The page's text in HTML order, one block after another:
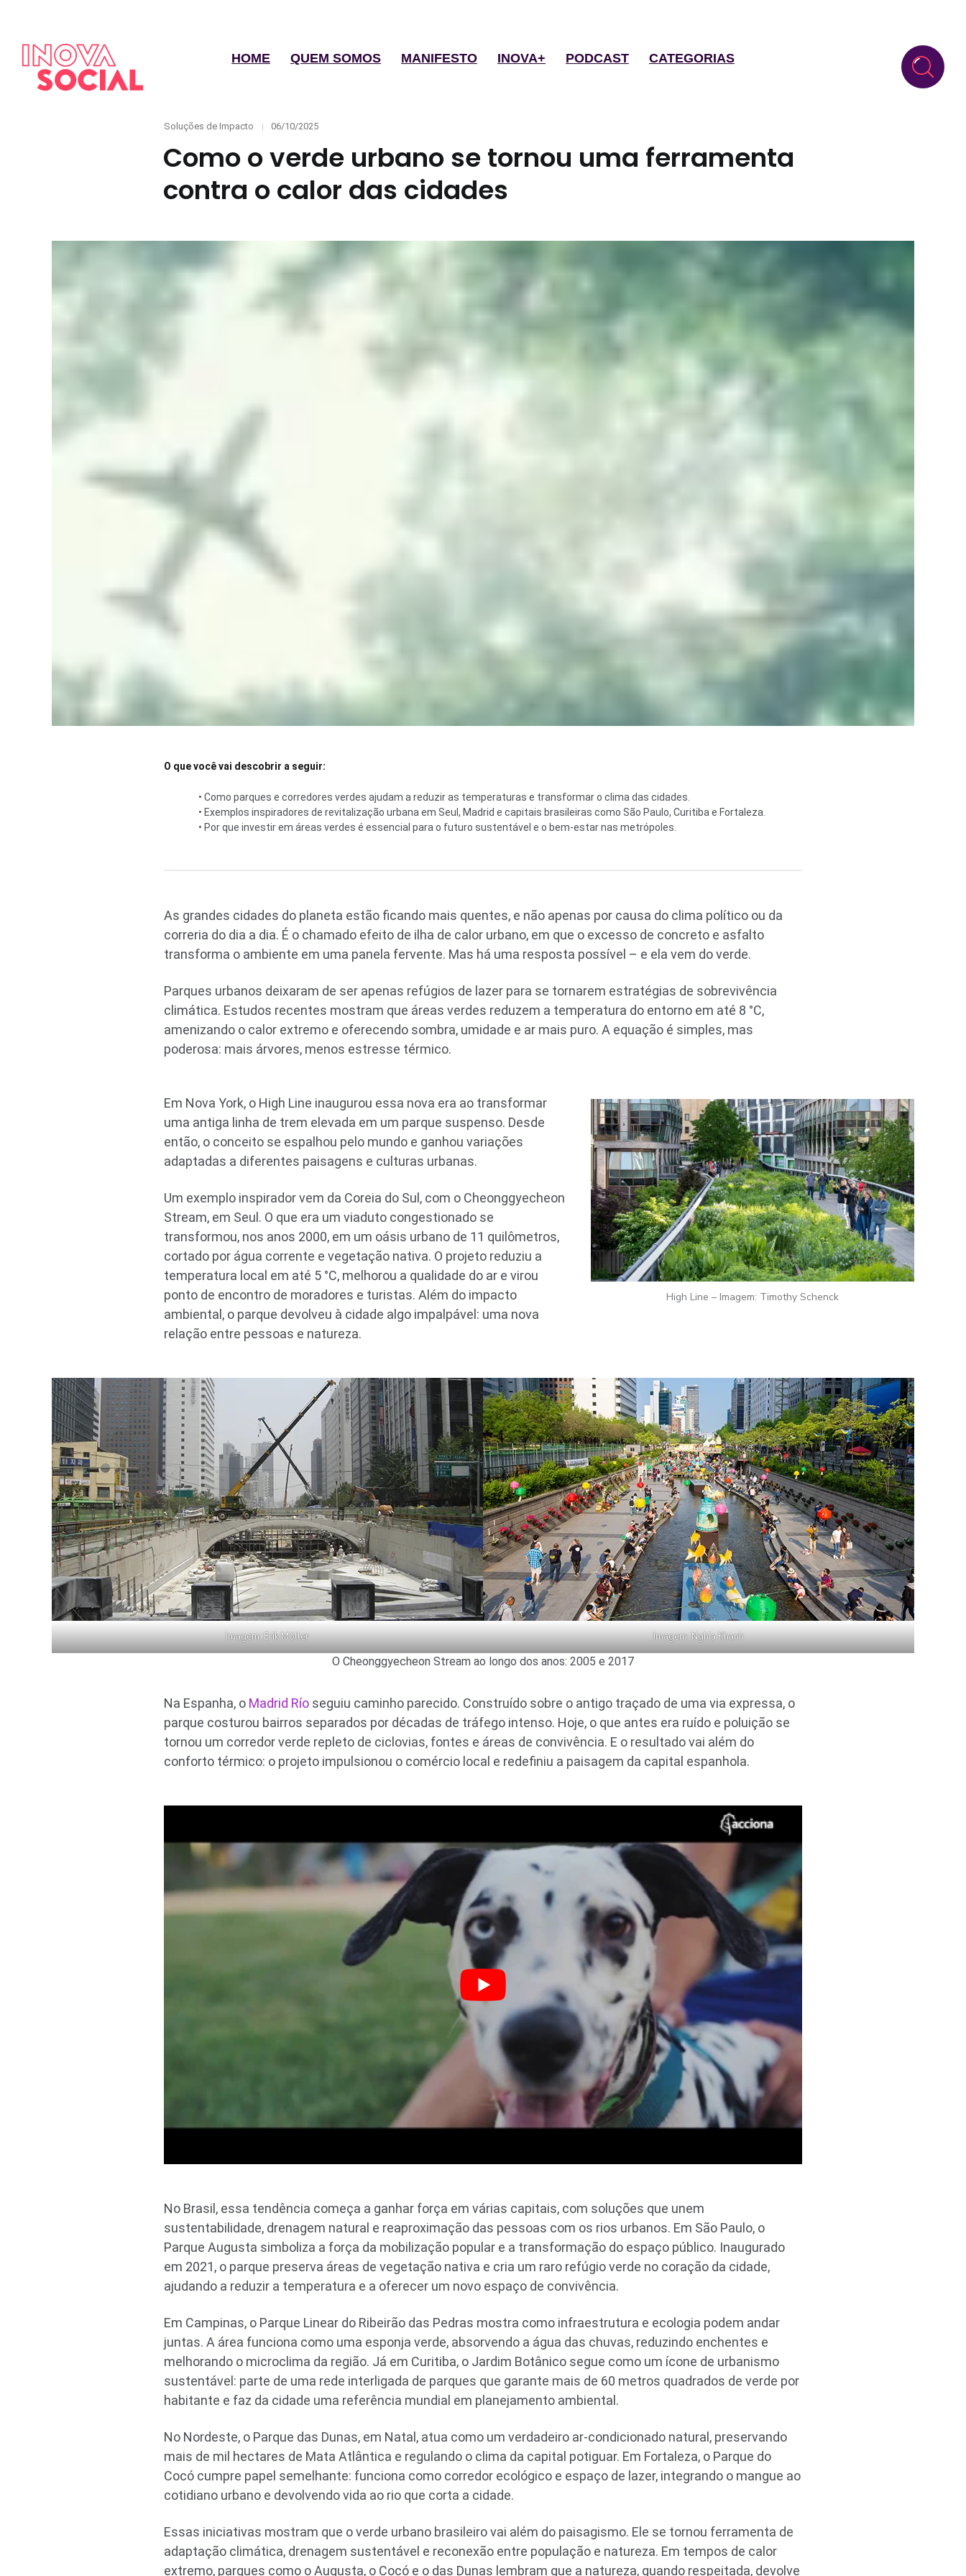
HOME QUEM SOMOS MANIFESTO INOVA+ PODCAST CATEGORIAS
Categories
Soluções de Impacto
Posted
06/10/2025
Como o verde urbano se tornou uma ferramenta
contra o calor das cidades
O que você vai descobrir a seguir:
• Como parques e corredores verdes ajudam a reduzir as temperaturas e transformar o clima das cidades.
• Exemplos inspiradores de revitalização urbana em Seul, Madrid e capitais brasileiras como São Paulo, Curitiba e Fortaleza.
• Por que investir em áreas verdes é essencial para o futuro sustentável e o bem-estar nas metrópoles.
As grandes cidades do planeta estão ficando mais quentes, e não apenas por causa do clima político ou da
correria do dia a dia. É o chamado efeito de ilha de calor urbano, em que o excesso de concreto e asfalto
transforma o ambiente em uma panela fervente. Mas há uma resposta possível – e ela vem do verde.
Parques urbanos deixaram de ser apenas refúgios de lazer para se tornarem estratégias de sobrevivência
climática. Estudos recentes mostram que áreas verdes reduzem a temperatura do entorno em até 8 °C,
amenizando o calor extremo e oferecendo sombra, umidade e ar mais puro. A equação é simples, mas
poderosa: mais árvores, menos estresse térmico.
High Line – Imagem: Timothy Schenck
Em Nova York, o High Line inaugurou essa nova era ao transformar
uma antiga linha de trem elevada em um parque suspenso. Desde
então, o conceito se espalhou pelo mundo e ganhou variações
adaptadas a diferentes paisagens e culturas urbanas.
Um exemplo inspirador vem da Coreia do Sul, com o Cheonggyecheon
Stream, em Seul. O que era um viaduto congestionado se
transformou, nos anos 2000, em um oásis urbano de 11 quilômetros,
cortado por água corrente e vegetação nativa. O projeto reduziu a
temperatura local em até 5 °C, melhorou a qualidade do ar e virou
ponto de encontro de moradores e turistas. Além do impacto
ambiental, o parque devolveu à cidade algo impalpável: uma nova
relação entre pessoas e natureza.
Imagem: Erik Möller Imagem: Nghia Khanh
O Cheonggyecheon Stream ao longo dos anos: 2005 e 2017
Na Espanha, o Madrid Río seguiu caminho parecido. Construído sobre o antigo traçado de uma via expressa, o
parque costurou bairros separados por décadas de tráfego intenso. Hoje, o que antes era ruído e poluição se
tornou um corredor verde repleto de ciclovias, fontes e áreas de convivência. E o resultado vai além do
conforto térmico: o projeto impulsionou o comércio local e redefiniu a paisagem da capital espanhola.
No Brasil, essa tendência começa a ganhar força em várias capitais, com soluções que unem
sustentabilidade, drenagem natural e reaproximação das pessoas com os rios urbanos. Em São Paulo, o
Parque Augusta simboliza a força da mobilização popular e a transformação do espaço público. Inaugurado
em 2021, o parque preserva áreas de vegetação nativa e cria um raro refúgio verde no coração da cidade,
ajudando a reduzir a temperatura e a oferecer um novo espaço de convivência.
Em Campinas, o Parque Linear do Ribeirão das Pedras mostra como infraestrutura e ecologia podem andar
juntas. A área funciona como uma esponja verde, absorvendo a água das chuvas, reduzindo enchentes e
melhorando o microclima da região. Já em Curitiba, o Jardim Botânico segue como um ícone de urbanismo
sustentável: parte de uma rede interligada de parques que garante mais de 60 metros quadrados de verde por
habitante e faz da cidade uma referência mundial em planejamento ambiental.
No Nordeste, o Parque das Dunas, em Natal, atua como um verdadeiro ar-condicionado natural, preservando
mais de mil hectares de Mata Atlântica e regulando o clima da capital potiguar. Em Fortaleza, o Parque do
Cocó cumpre papel semelhante: funciona como corredor ecológico e espaço de lazer, integrando o mangue ao
cotidiano urbano e devolvendo vida ao rio que corta a cidade.
Essas iniciativas mostram que o verde urbano brasileiro vai além do paisagismo. Ele se tornou ferramenta de
adaptação climática, drenagem sustentável e reconexão entre população e natureza. Em tempos de calor
extremo, parques como o Augusta, o Cocó e o das Dunas lembram que a natureza, quando respeitada, devolve